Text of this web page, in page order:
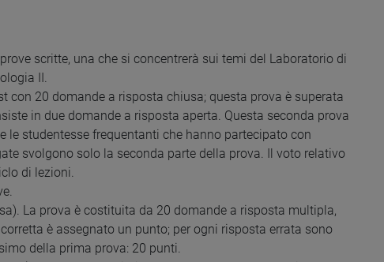
scritte, una che si concentrerà sui temi del Laboratorio di
II.
con 20 domande a risposta chiusa; questa prova è superata
in due domande a risposta aperta. Questa seconda prova
studentesse frequentanti che hanno partecipato con
svolgono solo la seconda parte della prova. Il voto relativo
di lezioni.
La prova è costituita da 20 domande a risposta multipla,
è assegnato un punto; per ogni risposta errata sono
della prima prova: 20 punti.